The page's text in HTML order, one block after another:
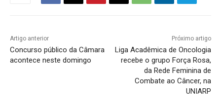
Artigo anterior
Concurso público da Câmara
acontece neste domingo
Próximo artigo
Liga Acadêmica de Oncologia
recebe o grupo Força Rosa,
da Rede Feminina de
Combate ao Câncer, na
UNIARP